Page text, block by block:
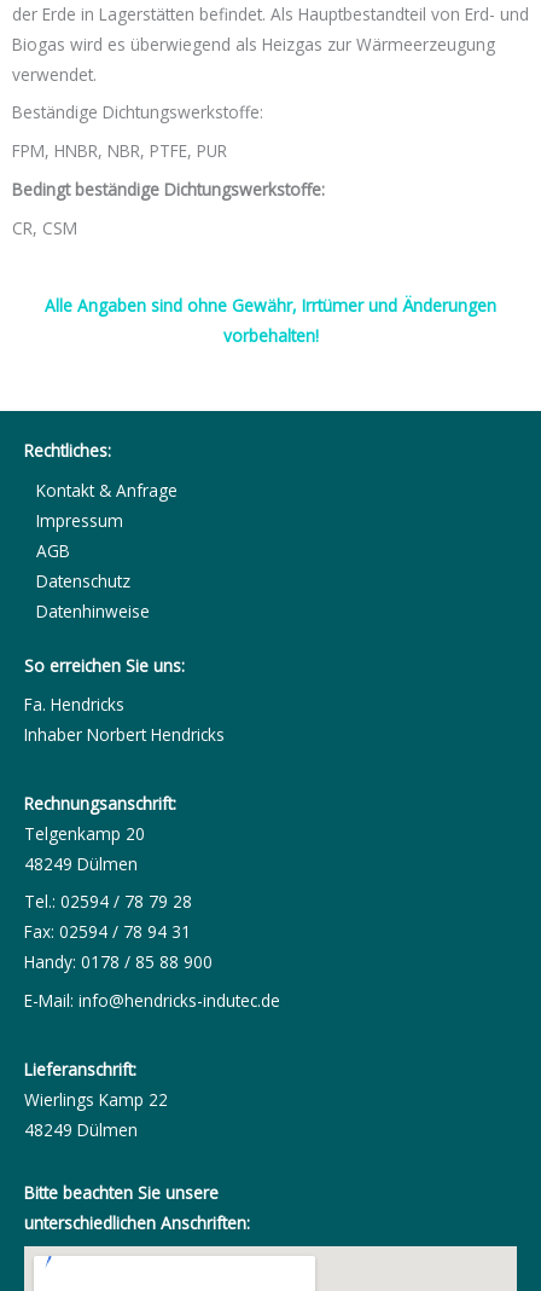
der Erde in Lagerstätten befindet. Als Hauptbestandteil von Erd- und
Biogas wird es überwiegend als Heizgas zur Wärmeerzeugung
verwendet.
Beständige Dichtungswerkstoffe:
FPM, HNBR, NBR, PTFE, PUR
Bedingt beständige Dichtungswerkstoffe:
CR, CSM
Alle Angaben sind ohne Gewähr, Irrtümer und Änderungen
vorbehalten!
Rechtliches:
Kontakt & Anfrage
Impressum
AGB
Datenschutz
Datenhinweise
So erreichen Sie uns:
Fa. Hendricks
Inhaber Norbert Hendricks
Rechnungsanschrift:
Telgenkamp 20
48249 Dülmen
Tel.: 02594 / 78 79 28
Fax: 02594 / 78 94 31
Handy: 0178 / 85 88 900
E-Mail: info@hendricks-indutec.de
Lieferanschrift:
Wierlings Kamp 22
48249 Dülmen
Bitte beachten Sie unsere
unterschiedlichen Anschriften: